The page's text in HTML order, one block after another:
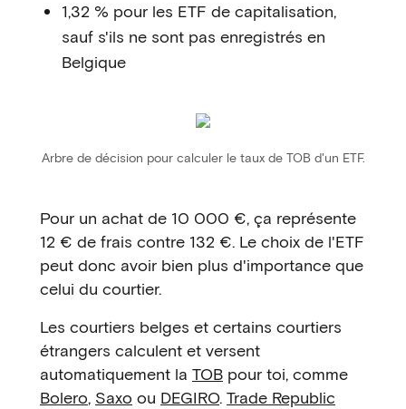
1,32 % pour les ETF de capitalisation,
sauf s'ils ne sont pas enregistrés en
Belgique
Arbre de décision pour calculer le taux de TOB d'un ETF.
Pour un achat de 10 000 €, ça représente
12 € de frais contre 132 €. Le choix de l'ETF
peut donc avoir bien plus d'importance que
celui du courtier.
Les courtiers belges et certains courtiers
étrangers calculent et versent
automatiquement la TOB pour toi, comme
Bolero, Saxo ou DEGIRO. Trade Republic